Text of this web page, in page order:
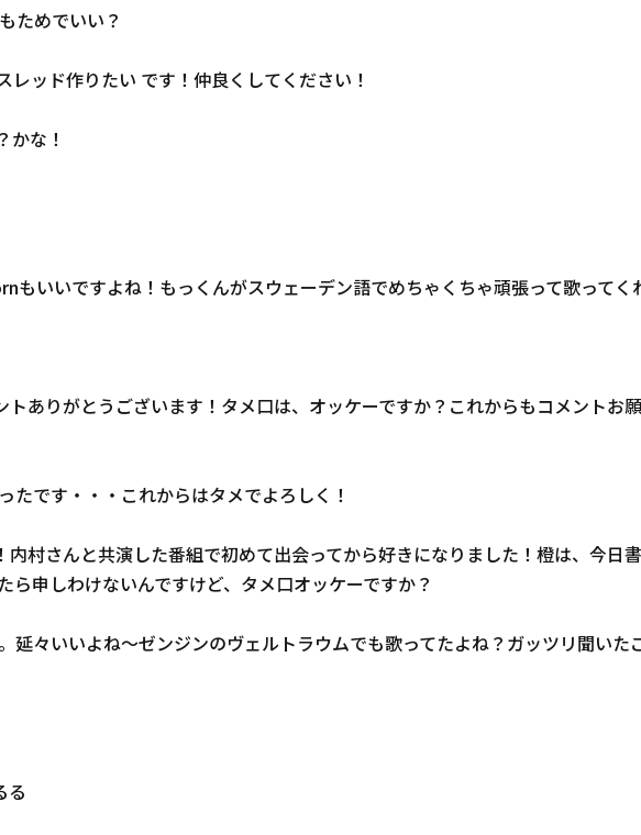
ためでいい？
ッド作りたい です！仲良くしてください！
かな！
もいいですよね！もっくんがスウェーデン語でめちゃくちゃ頑張って歌って
ありがとうございます！タメ口は、オッケーですか？これからもコメントお
たです・・・これからはタメでよろしく！
村さんと共演した番組で初めて出会ってから好きになりました！橙は、
申しわけないんですけど、タメ口オッケーですか？
々いいよね〜ゼンジンのヴェルトラウムでも歌ってたよね？ガッツリ聞いた
る